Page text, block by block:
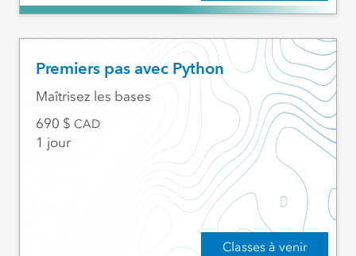
Premiers pas avec Python
Classes à venir
Maîtrisez les bases
690
CAD
1 jour